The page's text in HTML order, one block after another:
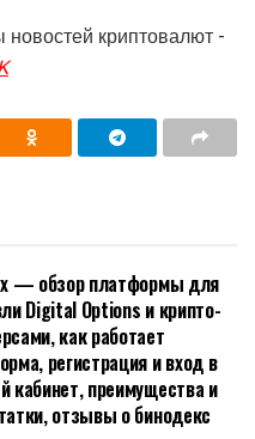
криптовалют -
— обзор платформы для
Digital Options и крипто-
как работает
регистрация и вход в
кабинет, преимущества и
отзывы о бинодекс